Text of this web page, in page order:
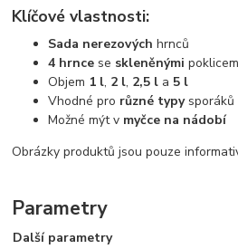
Klíčové vlastnosti:
Sada nerezových hrnců
4 hrnce se skleněnými
Objem 1 l, 2 l, 2,5 l a 5 l
Vhodné pro různé typysporáků
Možné mýt v myčce na nádobí
Obrázky produktů jsou pouze
Parametry
Další parametry